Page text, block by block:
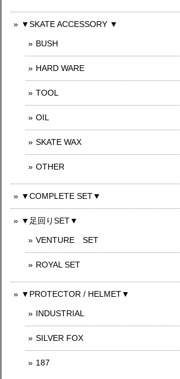
▼SKATE ACCESSORY ▼
BUSH
HARD WARE
TOOL
OIL
SKATE WAX
OTHER
▼COMPLETE SET▼
▼足回りSET▼
VENTURE SET
ROYAL SET
▼PROTECTOR / HELMET▼
INDUSTRIAL
SILVER FOX
187